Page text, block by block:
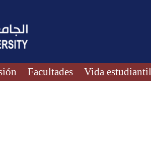
Facultades Vida estudiantil